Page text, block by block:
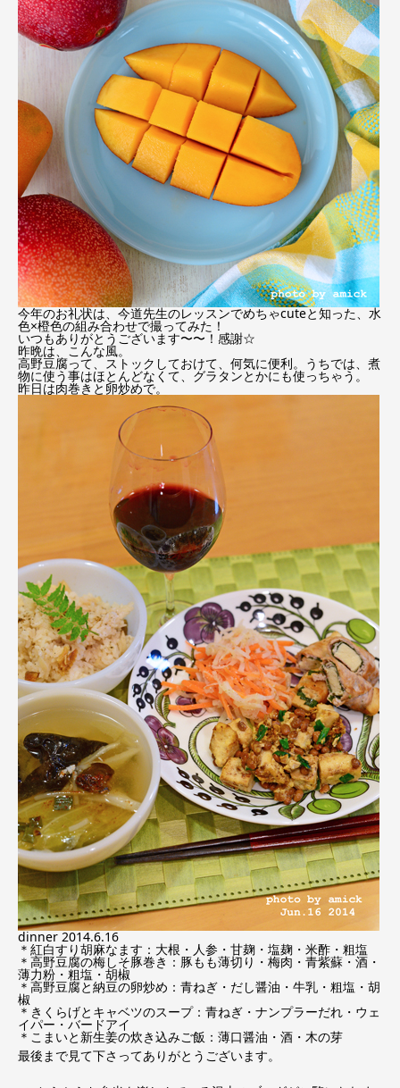
今年のお礼状は、今道先生のレッスンでめちゃcuteと知った、水
色×橙色の組み合わせで撮ってみた！
いつもありがとうございます〜〜！感謝☆
昨晩は、こんな風。
高野豆腐って、ストックしておけて、何気に便利。うちでは、煮
物に使う事はほとんどなくて、グラタンとかにも使っちゃう。
昨日は肉巻きと卵炒めで。
dinner 2014.6.16
＊紅白すり胡麻なます：大根・人参・甘麹・塩麹・米酢・粗塩
＊高野豆腐の梅しそ豚巻き：豚もも薄切り・梅肉・青紫蘇・酒・
薄力粉・粗塩・胡椒
＊高野豆腐と納豆の卵炒め：青ねぎ・だし醤油・牛乳・粗塩・胡
椒
＊きくらげとキャベツのスープ：青ねぎ・ナンプラーだれ・ウェ
イパー・バードアイ
＊こまいと新生姜の炊き込みご飯：薄口醤油・酒・木の芽
最後まで見て下さってありがとうございます。